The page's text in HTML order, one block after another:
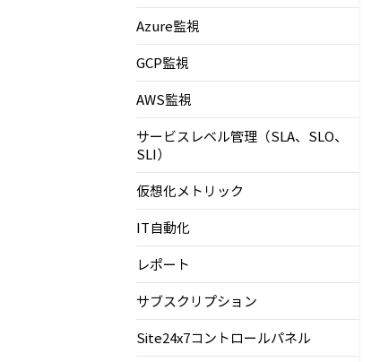
Azure監視
GCP監視
AWS監視
サービスレベル管理（SLA、SLO、
SLI）
仮想化メトリック
IT自動化
レポート
サブスクリプション
Site24x7コントロールパネル